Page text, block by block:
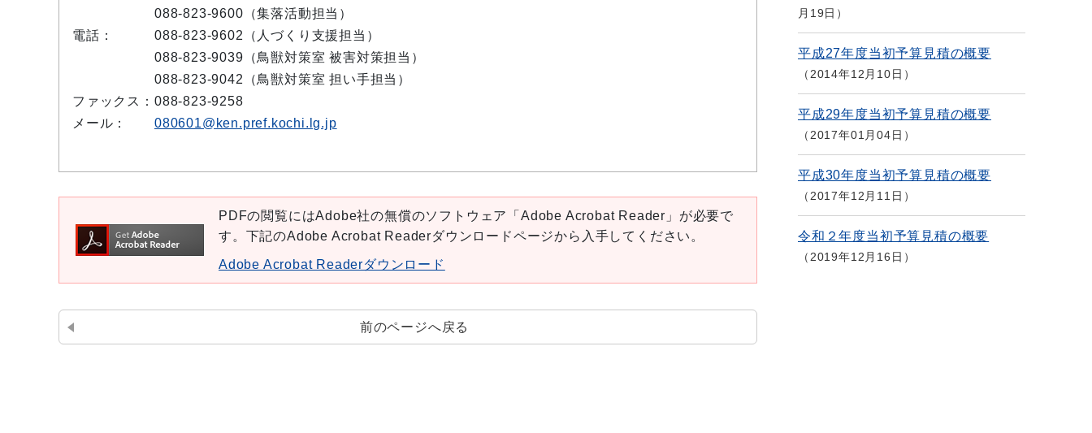
電話：
088-823-9600（集落活動担当）
088-823-9602（人づくり支援担当）
088-823-9039（鳥獣対策室 被害対策担当）
088-823-9042（鳥獣対策室 担い手担当）
ファックス： 088-823-9258
メール：
080601@ken.pref.kochi.lg.jp
PDFの閲覧にはAdobe社の無償のソフトウェア「Adobe Acrobat Reader」が必要で
す。下記のAdobe Acrobat Readerダウンロードページから入手してください。
Adobe Acrobat Readerダウンロード
前のページへ戻る
月19日
平成27年度当初予算見積の概要
2014年12月10日
平成29年度当初予算見積の概要
2017年01月04日
平成30年度当初予算見積の概要
2017年12月11日
令和２年度当初予算見積の概要
2019年12月16日